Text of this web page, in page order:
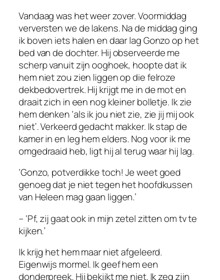
Vandaag was het weer zover. Voormiddag
verversten we de lakens. Na de middag ging
ik boven iets halen en daar lag Gonzo op het
bed van de dochter. Hij observeerde me
scherp vanuit zijn ooghoek, hoopte dat ik
hem niet zou zien liggen op die felroze
dekbedovertrek. Hij krijgt me in de mot en
draait zich in een nog kleiner bolletje. Ik zie
hem denken ‘als ik jou niet zie, zie jij mij ook
niet’. Verkeerd gedacht makker. Ik stap de
kamer in en leg hem elders. Nog voor ik me
omgedraaid heb, ligt hij al terug waar hij lag.
‘Gonzo, potverdikke toch! Je weet goed
genoeg dat je niet tegen het hoofdkussen
van Heleen mag gaan liggen.’
– ‘Pf, zij gaat ook in mijnzetel zitten om tv te
kijken.’
Ik krijg het hem maar niet afgeleerd.
Eigenwijs mormel. Ik geef hem een
donderpreek. Hij bekijkt me niet. Ik zeg zijn